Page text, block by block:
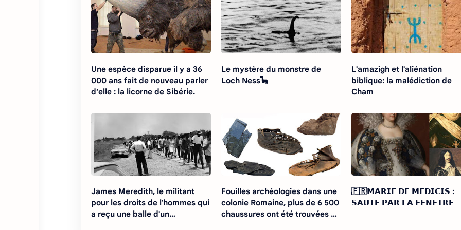
Une espèce disparue il y a 36
000 ans fait de nouveau parler
d’elle : la licorne de Sibérie.
Le mystère du monstre de
Loch Ness🦕
L'amazigh et l'aliénation
biblique: la malédiction de
Cham
James Meredith, le militant
pour les droits de l'hommes qui
a reçu une balle d'un
Fouilles archéologies dans une
colonie Romaine, plus de 6 500
chaussures ont été trouvées à
🇫🇷𝗠𝗔𝗥𝗜𝗘 𝗗𝗘 𝗠𝗘𝗗𝗜𝗖𝗜𝗦 :
𝗦𝗔𝗨𝗧𝗘 𝗣𝗔𝗥 𝗟𝗔 𝗙𝗘𝗡𝗘𝗧𝗥𝗘